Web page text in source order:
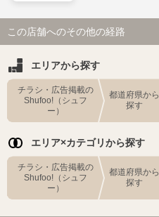
この店舗へのその他の経路
エリアから探す
チラシ・広告掲載の
Shufoo!（シュフ
ー）
都道府県から
探す
エリア×カテゴリから探す
チラシ・広告掲載の
Shufoo!（シュフ
ー）
都道府県から
探す